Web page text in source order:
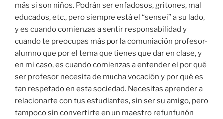
más si son niños. Podrán ser enfadosos, gritones, mal
educados, etc., pero siempre está el “sensei” a su lado,
y es cuando comienzas a sentir responsabilidad y
cuando te preocupas más por la comuniación profesor-
alumno que por el tema que tienes que dar en clase, y
en mi caso, es cuando comienzas a entender el por qué
ser profesor necesita de mucha vocación y por qué es
tan respetado en esta sociedad. Necesitas aprender a
relacionarte con tus estudiantes, sin ser su amigo, pero
tampoco sin convertirte en un maestro refunfuñón